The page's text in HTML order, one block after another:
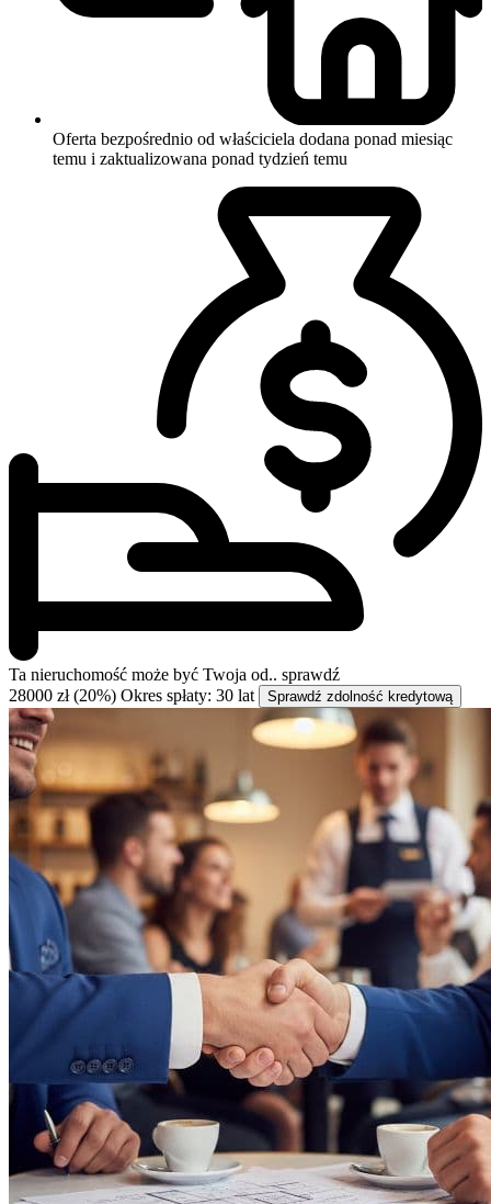
Oferta bezpośrednio od właściciela dodana ponad miesiąc
temu i zaktualizowana ponad tydzień temu
Ta nieruchomość może być Twoja od.. sprawdź
28000 zł (20%) Okres spłaty: 30 lat Sprawdź zdolność kredytową